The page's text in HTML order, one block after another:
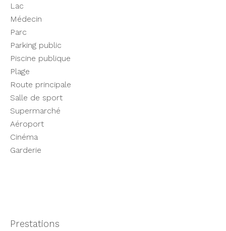
Lac
Médecin
Parc
Parking public
Piscine publique
Plage
Route principale
Salle de sport
Supermarché
Aéroport
Cinéma
Garderie
Prestations